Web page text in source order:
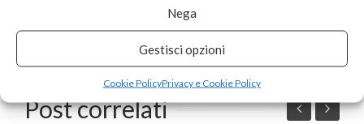
Nega
Gestisci opzioni
Cookie PolicyPrivacy e Cookie Policy
Post correlati